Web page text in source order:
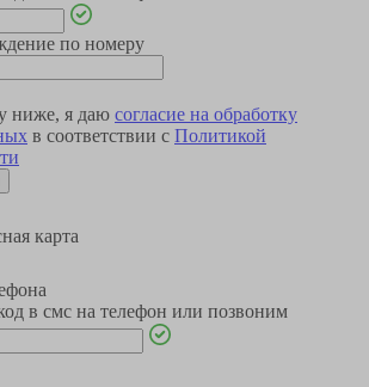
по номеру
ниже, я даю согласие на обработку
в соответствии с Политикой
карта
в смс на телефон или позвоним